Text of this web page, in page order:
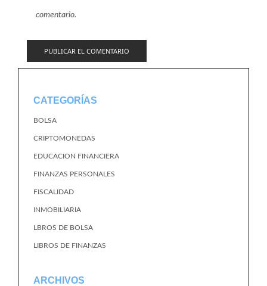
comentario.
CATEGORÍAS
BOLSA
CRIPTOMONEDAS
EDUCACION FINANCIERA
FINANZAS PERSONALES
FISCALIDAD
INMOBILIARIA
LBROS DE BOLSA
LIBROS DE FINANZAS
ARCHIVOS